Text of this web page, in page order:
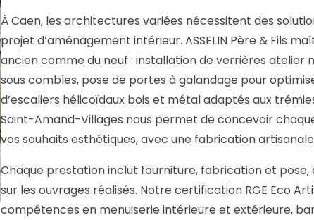
À Caen, les architectures variées nécessitent des
projet d’aménagement intérieur. ASSELIN Père & Fils
ancien comme du neuf : installation de verrières atelier
sous combles, pose de portes à galandage pour
d’escaliers hélicoïdaux bois et métal adaptés aux
Saint-Amand-Villages nous permet de concevoir
vos souhaits esthétiques, avec une fabrication
Chaque prestation inclut fourniture, fabrication et
sur les ouvrages réalisés. Notre certification RGE Eco
compétences en menuiserie intérieure et extérieure,